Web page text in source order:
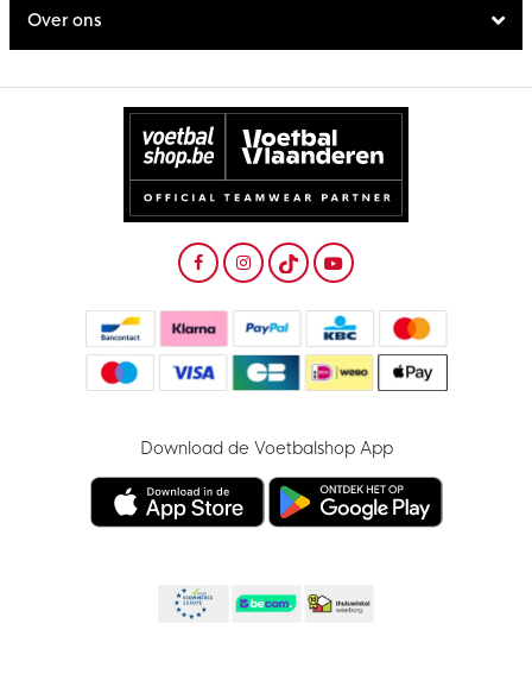
Over ons
Download de Voetbalshop App